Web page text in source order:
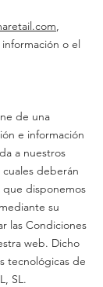
,
o el
de una
e información
a nuestros
deberán
que disponemos
su
las Condiciones
web. Dicho
tecnológicas de
SL.